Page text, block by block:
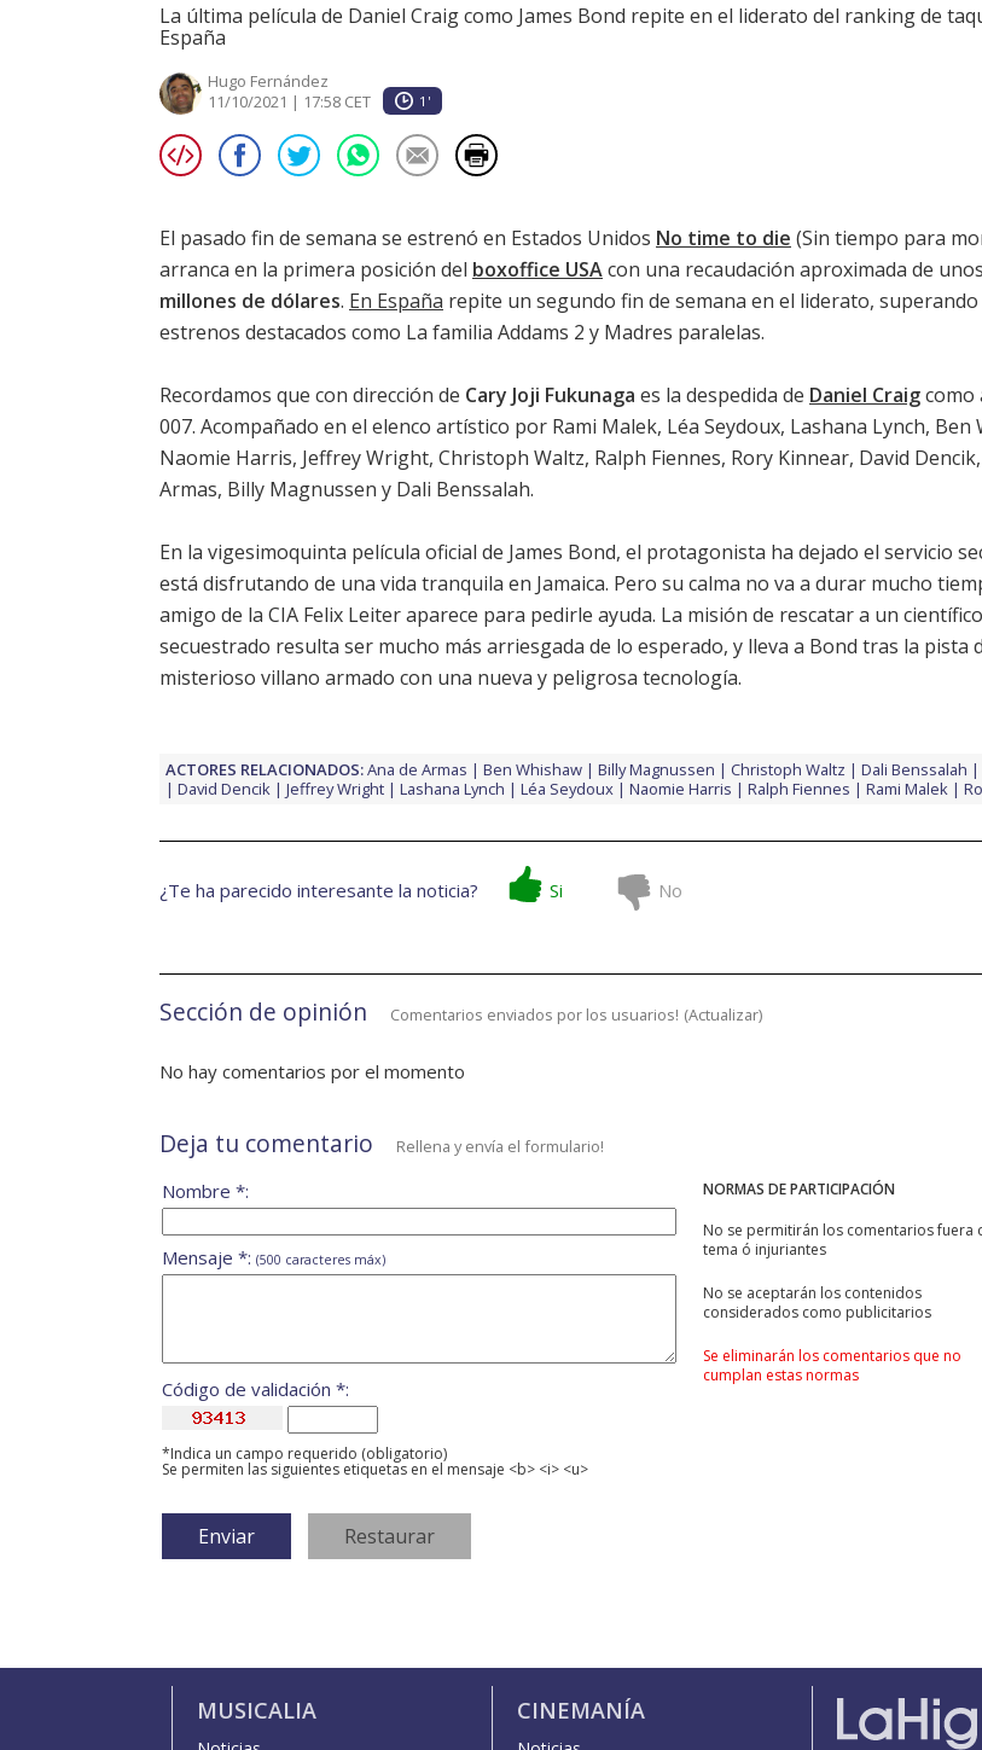
La última película de Daniel Craig como James Bond repite en el liderato del ranking de
España
Hugo Fernández
11/10/2021 | 17:58 CET
1'
El pasado fin de semana se estrenó en Estados Unidos No time to die (Sin tiempo para
arranca en la primera posición del boxoffice USAcon una recaudación aproximada de unos
millones de dólares. En España repite un segundo fin de semana en el liderato, superando
estrenos destacados como La familia Addams 2 y Madres paralelas.
Recordamos que con dirección de Cary Joji Fukunaga es la despedida de Daniel Craigcomo
007. Acompañado en el elenco artístico por Rami Malek, Léa Seydoux, Lashana Lynch, Ben
Naomie Harris, Jeffrey Wright, Christoph Waltz, Ralph Fiennes, Rory Kinnear, David Dencik,
Armas, Billy Magnussen y Dali Benssalah.
En la vigesimoquinta película oficial de James Bond, el protagonista ha dejado el servicio
está disfrutando de una vida tranquila en Jamaica. Pero su calma no va a durar mucho
amigo de la CIA Felix Leiter aparece para pedirle ayuda. La misión de rescatar a un científico
secuestrado resulta ser mucho más arriesgada de lo esperado, y lleva a Bond tras la pista
misterioso villano armado con una nueva y peligrosa tecnología.
ACTORES RELACIONADOS:Ana de Armas Ben Whishaw Billy Magnussen Christoph Waltz Dali Benssalah
David Dencik
Jeffrey Wright Lashana Lynch Léa Seydoux Naomie Harris Ralph Fiennes Rami Malek
¿Te ha parecido interesante la noticia? Si No
Sección de opinión Comentarios enviados por los usuarios! (Actualizar)
No hay comentarios por el momento
Deja tu comentario Rellena y envía el formulario!
NORMAS DE PARTICIPACIÓN
No se permitirán los comentarios fuera
tema ó injuriantes
No se aceptarán los contenidos
considerados como publicitarios
Se eliminarán los comentarios que no
cumplan estas normas
Nombre *:
Mensaje *: (500 caracteres máx)
Código de validación *:
*Indica un campo requerido (obligatorio)
Se permiten las siguientes etiquetas en el mensaje <b> <i> <u>
MUSICALIA CINEMANÍA